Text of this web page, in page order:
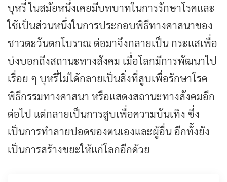
บุหรี่ ในสมัยหนึ่งเคยมีบทบาทในการรักษาโรคและ
ใช้เป็นส่วนหนึ่งในการประกอบพิธีทางศาสนาของ
ชาวตะวันตกโบราณ ต่อมาจึงกลายเป็น กระแสเพื่อ
บ่งบอกถึงสถานะทางสังคม เมื่อโลกมีการพัฒนาไป
เรื่อย ๆ บุหรี่ไม่ได้กลายเป็นสิ่งที่สูบเพื่อรักษาโรค
พิธีกรรมทางศาสนา หรือแสดงสถานะทางสังคมอีก
ต่อไป แต่กลายเป็นการสูบเพื่อความบันเทิง ซึ่ง
เป็นการทำลายปอดของตนเองและผู้อื่น อีกทั้งยัง
เป็นการสร้างขยะให้แก่โลกอีกด้วย